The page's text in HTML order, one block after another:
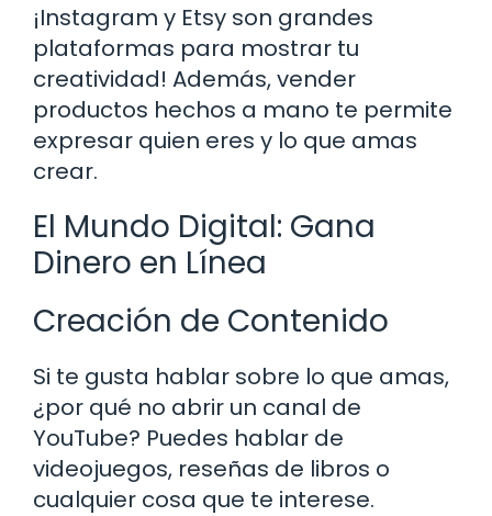
¡Instagram y Etsy son grandes
plataformas para mostrar tu
creatividad! Además, vender
productos hechos a mano te permite
expresar quien eres y lo que amas
crear.
El Mundo Digital: Gana
Dinero en Línea
Creación de Contenido
Si te gusta hablar sobre lo que amas,
¿por qué no abrir un canal de
YouTube? Puedes hablar de
videojuegos, reseñas de libros o
cualquier cosa que te interese.